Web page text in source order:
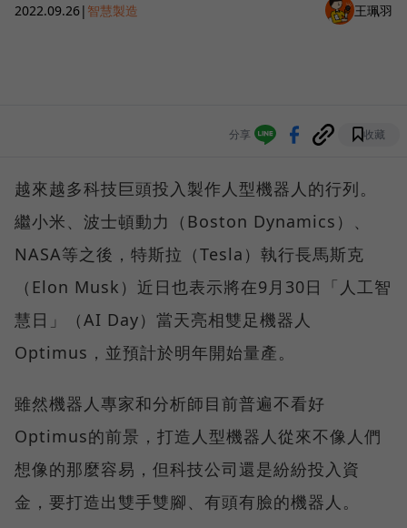
2022.09.26| 智慧製造 王珮羽
分享 收藏
越來越多科技巨頭投入製作人型機器人的行列。
繼小米、波士頓動力（Boston Dynamics）、
NASA等之後，特斯拉（Tesla）執行長馬斯克
（Elon Musk）近日也表示將在9月30日「人工智
慧日」（AI Day）當天亮相雙足機器人
Optimus，並預計於明年開始量產。
雖然機器人專家和分析師目前普遍不看好
Optimus的前景，打造人型機器人從來不像人們
想像的那麼容易，但科技公司還是紛紛投入資
金，要打造出雙手雙腳、有頭有臉的機器人。